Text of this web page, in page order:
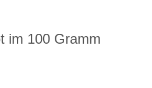
im 100 Gramm